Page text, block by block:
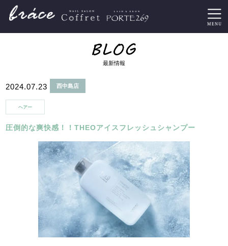
最新情報
2024.07.23 西中島店
ヘアー
圧倒的な爽快感！！THEOアイスフレッシュシャンプー